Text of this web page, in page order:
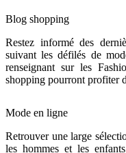
Blog shopping
Restez informé des
suivant les défilés de
renseignant sur les
shopping pourront profiter
Mode en ligne
Retrouver une large
les hommes et les